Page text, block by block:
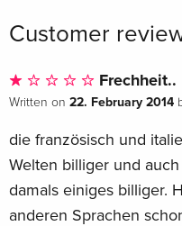
Italian
Standard edition
Italian
Standard edition
Standard edition
Italian
Customer
Frechheit..
Written on 22. February 2014
die französisch und
Welten billiger und
damals einiges billiger.
anderen Sprachen